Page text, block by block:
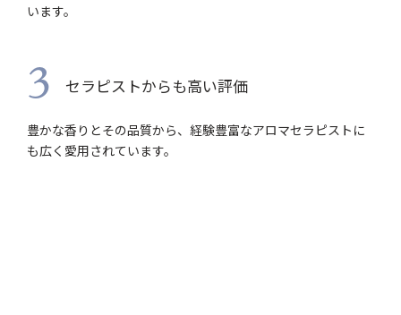
います。
3 セラピストからも高い評価
豊かな香りとその品質から、経験豊富なアロマセラピストに
も広く愛用されています。